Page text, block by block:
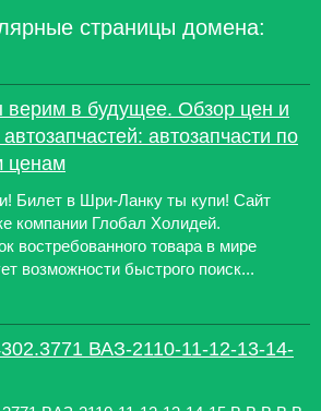
страницы домена:
верим в будущее. Обзор цен и
автозапчасти по
ценам
Билет в Шри-Ланку ты купи! Сайт
компании Глобал Холидей.
востребованного товара в мире
возможности быстрого поиск...
ВАЗ-2110-11-12-13-14-